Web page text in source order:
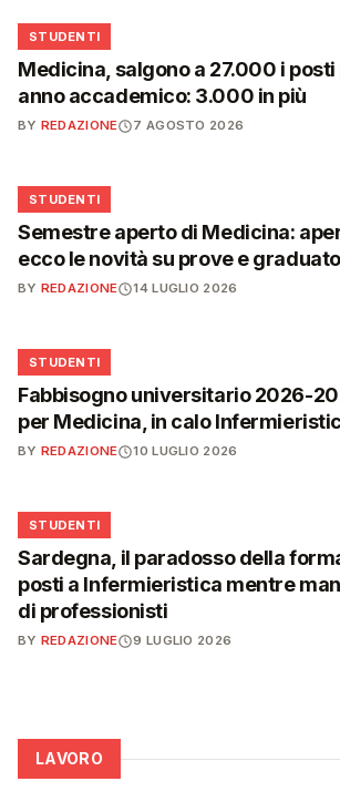
🎓
STUDENTI
Medicina, salgono a 27.000 i
anno accademico: 3.000 in più
BY REDAZIONE 7 AGOSTO 2026
🎓
STUDENTI
Semestre aperto di Medicina:
ecco le novità su prove e
BY REDAZIONE 14 LUGLIO 2026
🎓
STUDENTI
Fabbisogno universitario 2026-
per Medicina, in calo
BY REDAZIONE 10 LUGLIO 2026
🎓
STUDENTI
Sardegna, il paradosso della
posti a Infermieristica mentre
di professionisti
BY REDAZIONE 9 LUGLIO 2026
LAVORO